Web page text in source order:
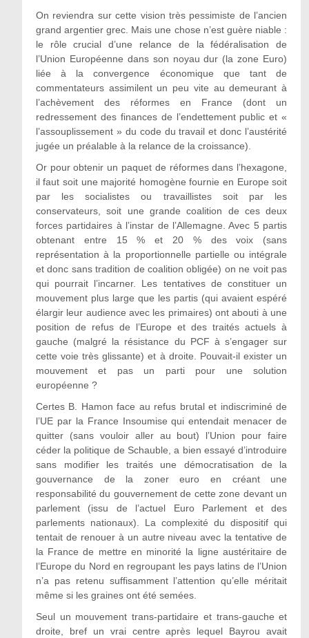
On reviendra sur cette vision très pessimiste de l’ancien
grand argentier grec. Mais une chose n’est guère niable :
le rôle crucial d’une relance de la fédéralisation de
l’Union Européenne dans son noyau dur (la zone Euro)
liée à la convergence économique que tant de
commentateurs assimilent un peu vite au demeurant à
l’achèvement des réformes en France (dont un
redressement des finances de l’endettement public et «
l’assouplissement » du code du travail et donc l’austérité
jugée un préalable à la relance de la croissance).
Or pour obtenir un paquet de réformes dans l’hexagone,
il faut soit une majorité homogène fournie en Europe soit
par les socialistes ou travaillistes soit par les
conservateurs, soit une grande coalition de ces deux
forces partidaires à l’instar de l’Allemagne. Avec 5 partis
obtenant entre 15 % et 20 % des voix (sans
représentation à la proportionnelle partielle ou intégrale
et donc sans tradition de coalition obligée) on ne voit pas
qui pourrait l’incarner. Les tentatives de constituer un
mouvement plus large que les partis (qui avaient espéré
élargir leur audience avec les primaires) ont abouti à une
position de refus de l’Europe et des traités actuels à
gauche (malgré la résistance du PCF à s’engager sur
cette voie très glissante) et à droite. Pouvait-il exister un
mouvement et pas un parti pour une solution
européenne ?
Certes B. Hamon face au refus brutal et indiscriminé de
l’UE par la France Insoumise qui entendait menacer de
quitter (sans vouloir aller au bout) l’Union pour faire
céder la politique de Schauble, a bien essayé d’introduire
sans modifier les traités une démocratisation de la
gouvernance de la zoner euro en créant une
responsabilité du gouvernement de cette zone devant un
parlement (issu de l’actuel Euro Parlement et des
parlements nationaux). La complexité du dispositif qui
tentait de renouer à un autre niveau avec la tentative de
la France de mettre en minorité la ligne austéritaire de
l’Europe du Nord en regroupant les pays latins de l’Union
n’a pas retenu suffisamment l’attention qu’elle méritait
même si les graines ont été semées.
Seul un mouvement trans-partidaire et trans-gauche et
droite, bref un vrai centre après lequel Bayrou avait